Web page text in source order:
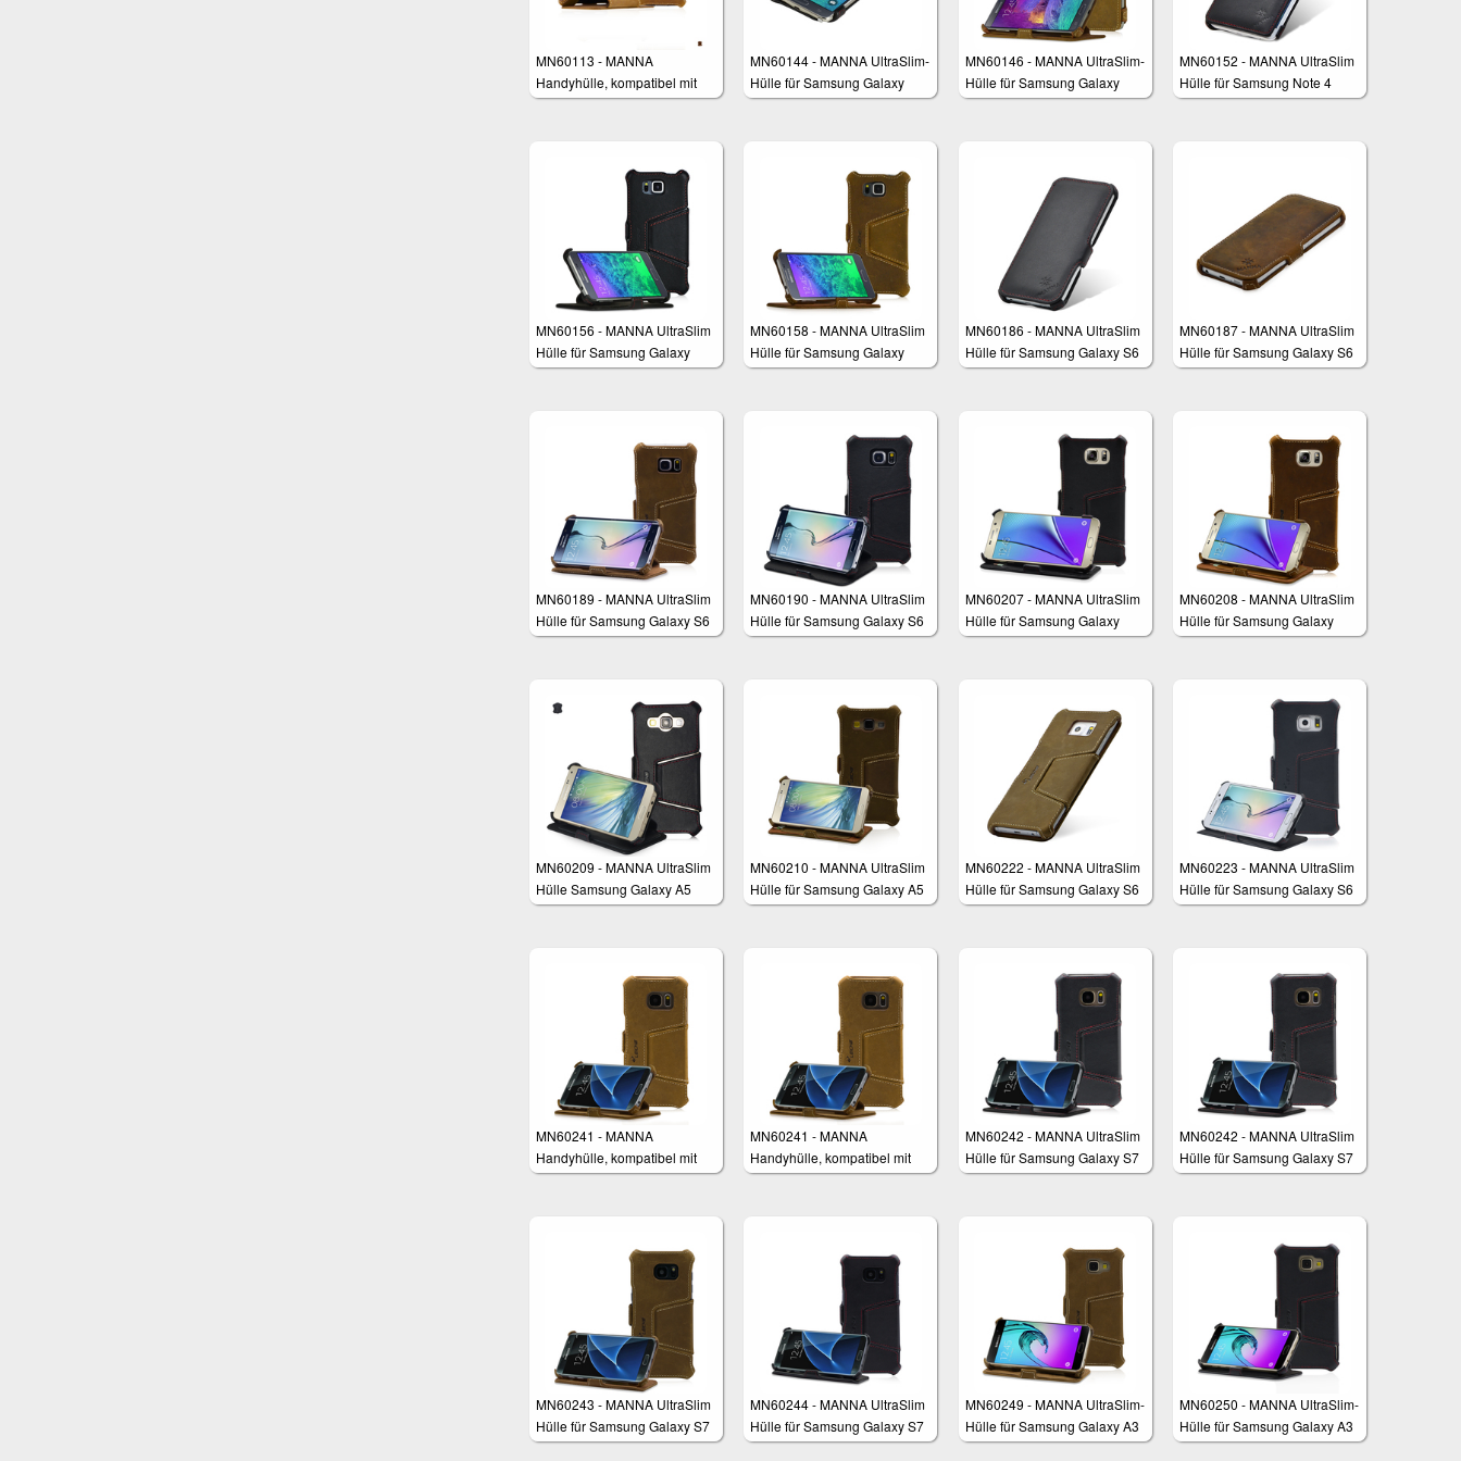
MN60113 - MANNA
Handyhülle, kompatibel mit
Samsung Galaxy S5 / S5 NEO
Aufstellbar, Nubuk Leder
MN60144 - MANNA UltraSlim-
Hülle für Samsung Galaxy
Note 4
MN60146 - MANNA UltraSlim-
Hülle für Samsung Galaxy
Note 4
MN60152 - MANNA UltraSlim
Hülle für Samsung Note 4
Edge
MN60156 - MANNA UltraSlim
Hülle für Samsung Galaxy
Alpha 4.7"
MN60158 - MANNA UltraSlim
Hülle für Samsung Galaxy
Alpha 4.7"
MN60186 - MANNA UltraSlim
Hülle für Samsung Galaxy S6
MN60187 - MANNA UltraSlim
Hülle für Samsung Galaxy S6
MN60189 - MANNA UltraSlim
Hülle für Samsung Galaxy S6
Edge
MN60190 - MANNA UltraSlim
Hülle für Samsung Galaxy S6
Edge
MN60207 - MANNA UltraSlim
Hülle für Samsung Galaxy
Note 5
MN60208 - MANNA UltraSlim
Hülle für Samsung Galaxy
Note 5
MN60209 - MANNA UltraSlim
Hülle Samsung Galaxy A5
MN60210 - MANNA UltraSlim
Hülle für Samsung Galaxy A5
MN60222 - MANNA UltraSlim
Hülle für Samsung Galaxy S6
Edge Plus
MN60223 - MANNA UltraSlim
Hülle für Samsung Galaxy S6
Edge Plus
MN60241 - MANNA
Handyhülle, kompatibel mit
Samsung Galaxy S7,
MN60241 - MANNA
Handyhülle, kompatibel mit
Samsung Galaxy S7,
MN60242 - MANNA UltraSlim
Hülle für Samsung Galaxy S7
MN60242 - MANNA UltraSlim
Hülle für Samsung Galaxy S7
MN60243 - MANNA UltraSlim
Hülle für Samsung Galaxy S7
Edge
MN60244 - MANNA UltraSlim
Hülle für Samsung Galaxy S7
Edge
MN60249 - MANNA UltraSlim-
Hülle für Samsung Galaxy A3
MN60250 - MANNA UltraSlim-
Hülle für Samsung Galaxy A3